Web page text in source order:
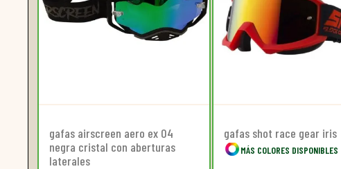
gafas airscreen aero ex 04
negra cristal con aberturas
laterales
gafas shot race gear iris
MÁS COLORES DISPONIBLES